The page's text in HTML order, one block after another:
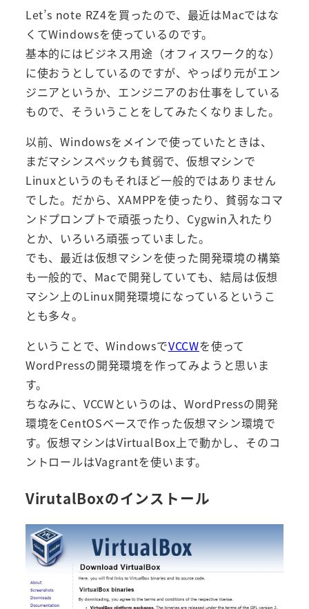
Let’s note RZ4を買ったので、最近はMacではな
くてWindowsを使っているのです。
基本的にはビジネス用途（オフィスワーク的な）
に使おうとしているのですが、やっぱり元がエン
ジニアというか、エンジニアのお仕事をしている
もので、そういうことをしてみたくなりました。
以前、Windowsをメインで使っていたときは、
まだマシンスペックも貧弱で、仮想マシンで
Linuxというのもそれほど一般的ではありません
でした。だから、XAMPPを使ったり、貧弱なコマ
ンドプロンプトで頑張ったり、Cygwin入れたり
とか、いろいろ頑張っていました。
でも、最近は仮想マシンを使った開発環境の構築
も一般的で、Macで開発していても、結局は仮想
マシン上のLinux開発環境になっているというこ
とも多々。
ということで、WindowsでVCCWを使って
WordPressの開発環境を作ってみようと思いま
す。
ちなみに、VCCWというのは、WordPressの開発
環境をCentOSベースで作った仮想マシン環境で
す。仮想マシンはVirtualBox上で動かし、そのコ
ントロールはVagrantを使います。
VirutalBoxのインストール